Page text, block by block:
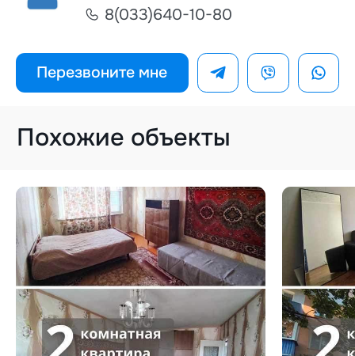
8(033)640-10-80
Перезвоните мне
Похожие объекты